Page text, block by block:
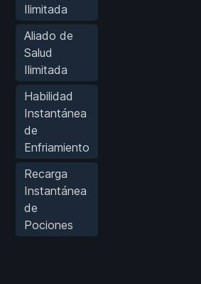
Ilimitada
Aliado de
Salud
Ilimitada
Habilidad
Instantánea
de
Enfriamiento
Recarga
Instantánea
de
Pociones